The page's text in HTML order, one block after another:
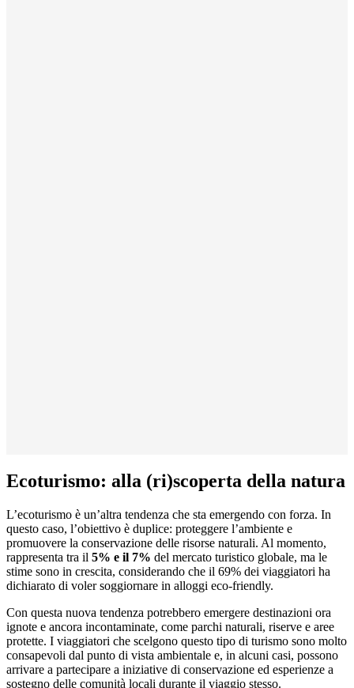
Ecoturismo: alla (ri)scoperta della natura
L’ecoturismo è un’altra tendenza che sta emergendo con forza. In
questo caso, l’obiettivo è duplice: proteggere l’ambiente e
promuovere la conservazione delle risorse naturali. Al momento,
rappresenta tra il 5% e il 7% del mercato turistico globale, ma le
stime sono in crescita, considerando che il 69% dei viaggiatori ha
dichiarato di voler soggiornare in alloggi eco-friendly​.
Con questa nuova tendenza potrebbero emergere destinazioni ora
ignote e ancora incontaminate, come parchi naturali, riserve e aree
protette. I viaggiatori che scelgono questo tipo di turismo sono molto
consapevoli dal punto di vista ambientale e, in alcuni casi, possono
arrivare a partecipare a iniziative di conservazione ed esperienze a
sostegno delle comunità locali durante il viaggio stesso.